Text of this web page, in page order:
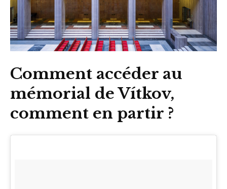
Comment accéder au
mémorial de Vítkov,
comment en partir ?